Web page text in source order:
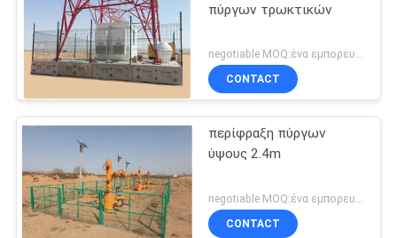
πύργων τρωκτικών
negotiable MOQ:ένα εμπορευματοκιβώτιο 20FT
CONTACT
περίφραξη πύργων
ύψους 2.4m
negotiable MOQ:ένα εμπορευματοκιβώτιο 20FT
CONTACT